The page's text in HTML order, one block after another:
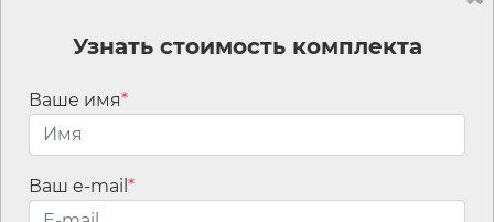
Функция трудового договора, как он регулирует
взаимоотношения между работодателем и
Узнать стоимость комплекта
Ваше имя*
Ваш e-mail *